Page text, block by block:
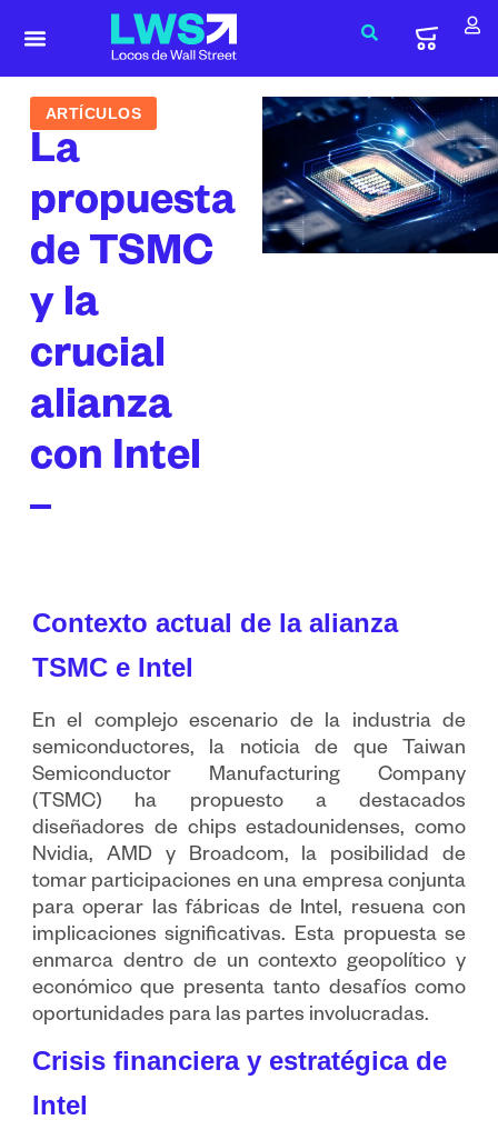
ARTÍCULOS
La
propuesta
de TSMC
y la
crucial
alianza
con Intel
Contexto actual de la alianza
TSMC e Intel
En el complejo escenario de la industria de
semiconductores, la noticia de que Taiwan
Semiconductor Manufacturing Company
(TSMC) ha propuesto a destacados
diseñadores de chips estadounidenses, como
Nvidia, AMD y Broadcom, la posibilidad de
tomar participaciones en una empresa conjunta
para operar las fábricas de Intel, resuena con
implicaciones significativas. Esta propuesta se
enmarca dentro de un contexto geopolítico y
económico que presenta tanto desafíos como
oportunidades para las partes involucradas.
Crisis financiera y estratégica de
Intel